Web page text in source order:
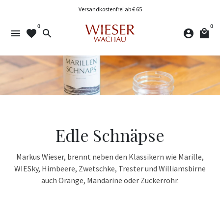
Inhalt
Versandkostenfrei ab € 65
menu favorite
0
search account_circle local_mall
0
Edle Schnäpse
Markus Wieser, brennt neben den Klassikern wie Marille,
WIESky, Himbeere, Zwetschke, Trester und Williamsbirne
auch Orange, Mandarine oder Zuckerrohr.